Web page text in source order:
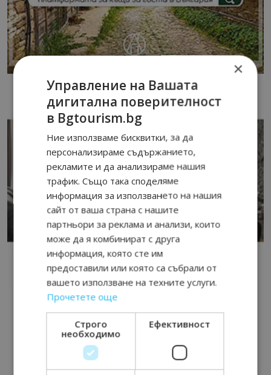
×
Управление на Вашата
дигитална поверителност
в Bgtourism.bg
Ние използваме бисквитки, за да
персонализираме съдържанието,
рекламите и да анализираме нашия
трафик. Също така споделяме
информация за използването на нашия
сайт от ваша страна с нашите
партньори за реклама и анализи, които
може да я комбинират с друга
информация, която сте им
предоставили или която са събрали от
вашето използване на техните услуги.
Прочетете още
Строго
необходимо
Ефективност